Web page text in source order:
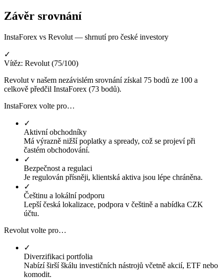
Závěr srovnání
InstaForex vs Revolut — shrnutí pro české investory
✓
Vítěz: Revolut (75/100)
Revolut v našem nezávislém srovnání získal 75 bodů ze 100 a
celkově předčil InstaForex (73 bodů).
InstaForex volte pro…
✓
Aktivní obchodníky
Má výrazně nižší poplatky a spready, což se projeví při
častém obchodování.
✓
Bezpečnost a regulaci
Je regulován přísněji, klientská aktiva jsou lépe chráněna.
✓
Češtinu a lokální podporu
Lepší česká lokalizace, podpora v češtině a nabídka CZK
účtu.
Revolut volte pro…
✓
Diverzifikaci portfolia
Nabízí širší škálu investičních nástrojů včetně akcií, ETF nebo
komodit.